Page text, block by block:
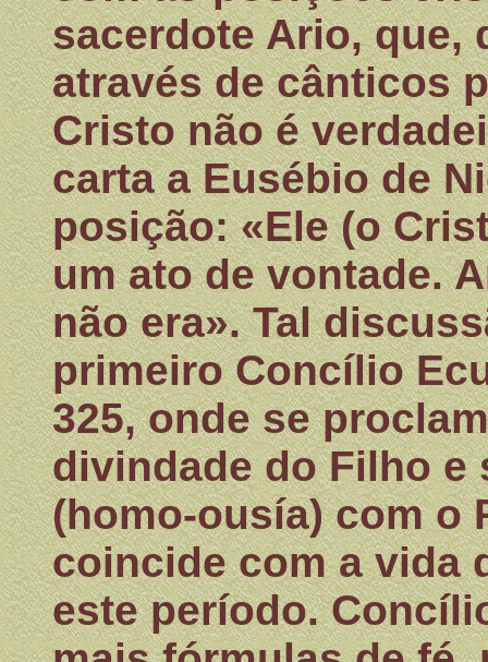
sacerdote Ario, que,
através de cânticos
Cristo não é
carta a Eusébio de
posição: «Ele (o
um ato de vontade.
não era». Tal
primeiro Concílio
325, onde se
divindade do Filho e
(homo-ousía) com o
coincide com a vida
este período.